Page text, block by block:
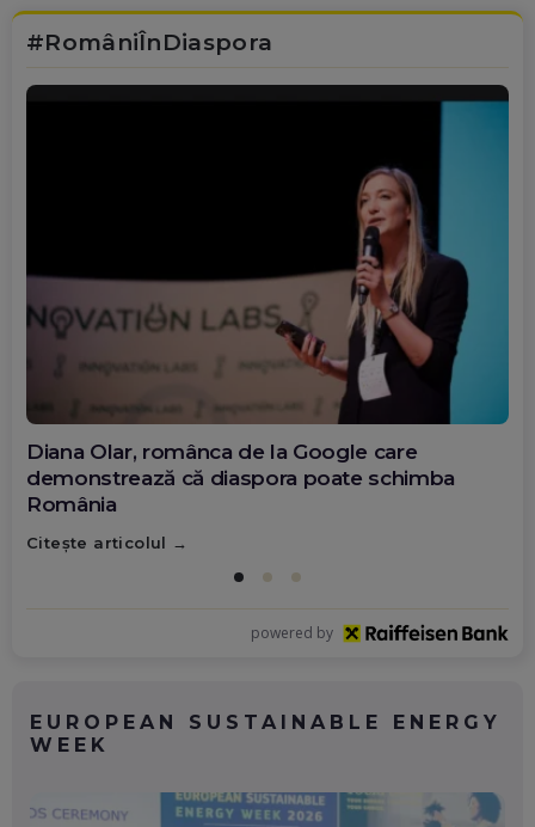
#RomâniÎnDiaspora
Diana Olar, românca de la Google care
demonstrează că diaspora poate schimba
România
Citește articolul
powered by
EUROPEAN SUSTAINABLE ENERGY
WEEK